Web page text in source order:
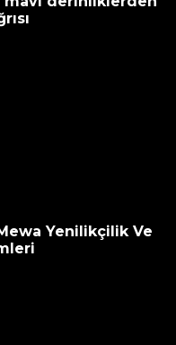
Yenilikçilik Ve